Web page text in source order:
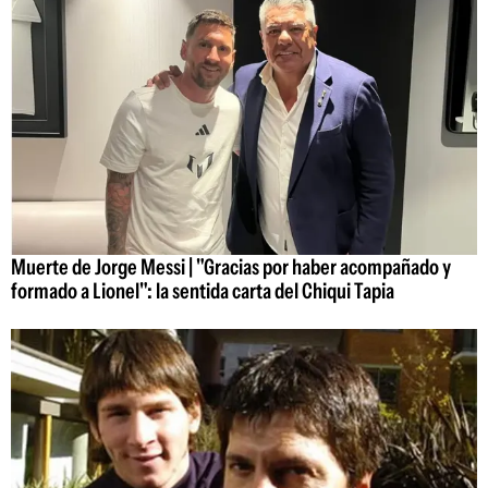
Muerte de Jorge Messi | "Gracias por haber acompañado y
formado a Lionel": la sentida carta del Chiqui Tapia